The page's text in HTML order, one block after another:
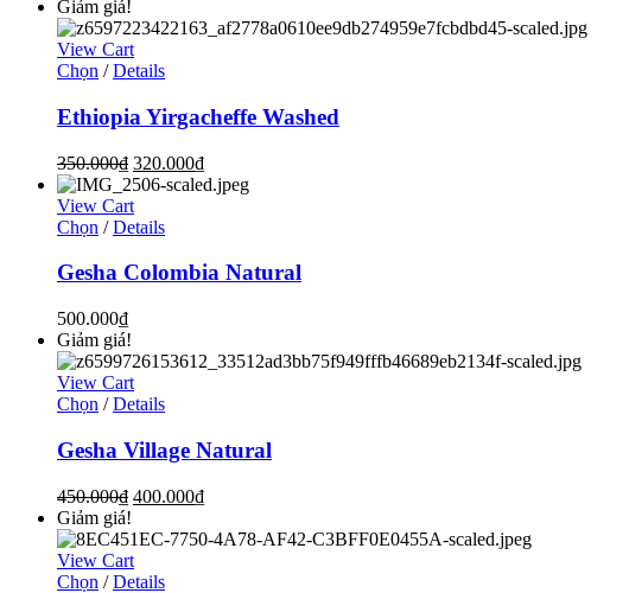
Giảm giá!
View Cart
Chọn / Details
Ethiopia Yirgacheffe Washed
350.000₫ 320.000₫
View Cart
Chọn / Details
Gesha Colombia Natural
500.000₫
Giảm giá!
View Cart
Chọn / Details
Gesha Village Natural
450.000₫ 400.000₫
Giảm giá!
View Cart
Chọn / Details